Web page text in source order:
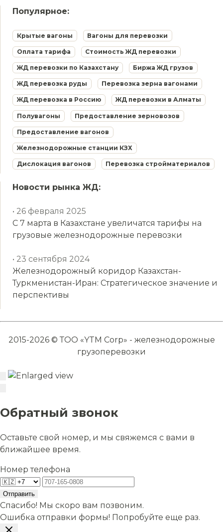
Популярное:
Крытые вагоны Вагоны для перевозки
Оплата тарифа Стоимость ЖД перевозки
ЖД перевозки по Казахстану Биржа ЖД грузов
ЖД перевозка руды Перевозка зерна вагонами
ЖД перевозка в Россию ЖД перевозки в Алматы
Полувагоны Предоставление зерновозов
Предоставление вагонов
Железнодорожные станции КЗХ
Дислокация вагонов Перевозка стройматериалов
Новости рынка ЖД:
• 26 февраля 2025
С 7 марта в Казахстане увеличатся тарифы на
грузовые железнодорожные перевозки
• 23 сентября 2024
Железнодорожный коридор Казахстан-
Туркменистан-Иран: Стратегическое значение и
перспективы
2015-2026 © ТОО «YTM Corp» - железнодорожные
грузоперевозки
Обратный звонок
Оставьте свой номер, и мы свяжемся с вами в
ближайшее время.
Номер телефона
Отправить
Спасибо! Мы скоро вам позвоним.
Ошибка отправки формы! Попробуйте еще раз.